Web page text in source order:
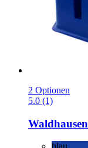
2 Optionen
5.0 (1)
Waldhausen